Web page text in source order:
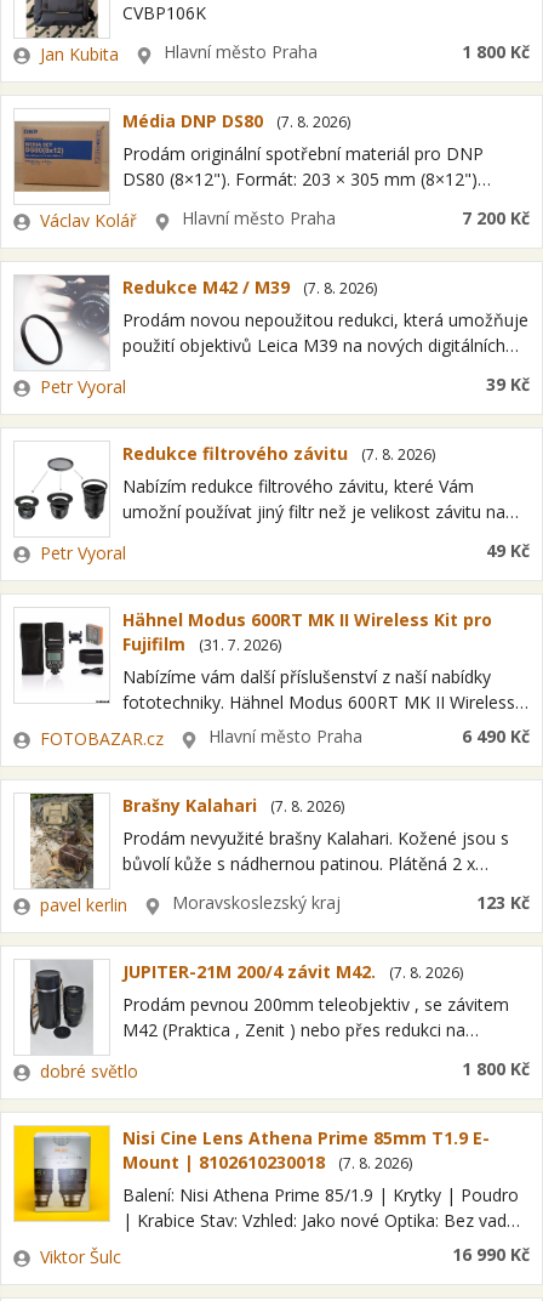
CVBP106K
Zadavatel
Jan Kubita LokalitaHlavní město Praha 1 800 Kč
Média DNP DS80 (7. 8. 2026)
Prodám originální spotřební materiál pro DNP
DS80 (8×12"). Formát: 203 × 305 mm (8×12")
Stav: nové, originálně zabalené Osobní…
Zadavatel
Václav Kolář LokalitaHlavní město Praha 7 200 Kč
Redukce M42 / M39 (7. 8. 2026)
Prodám novou nepoužitou redukci, která umožňuje
použití objektivů Leica M39 na nových digitálních
redukce také nabízím) Canon /M42 Nikon/M42
Olympus/M42 Sony/M42…
Zadavatel
Petr Vyoral 39 Kč
Redukce filtrového závitu (7. 8. 2026)
Nabízím redukce filtrového závitu, které Vám
umožní používat jiný filtr než je velikost závitu na
závitu objektivu, druhé číslo je velikost…
Zadavatel
Petr Vyoral 49 Kč
Hähnel Modus 600RT MK II Wireless Kit pro
Fujifilm
(31. 7. 2026)
Nabízíme vám další příslušenství z naší nabídky
fototechniky. Hähnel Modus 600RT MK II Wireless
Kit pro Fujifilm Jedná se o položku OPEN BOX =
nový kus s plnou…
Zadavatel
FOTOBAZAR.cz LokalitaHlavní město Praha 6 490 Kč
Brašny Kalahari (7. 8. 2026)
Prodám nevyužité brašny Kalahari. Kožené jsou s
bůvolí kůže s nádhernou patinou. Plátěná 2 x
rozměr 20 x 14 x…
Zadavatel
pavel kerlin LokalitaMoravskoslezský kraj 123 Kč
JUPITER-21M 200/4 závit M42. (7. 8. 2026)
Prodám pevnou 200mm teleobjektiv , se závitem
M42 (Praktica , Zenit ) nebo přes redukci na
v naprostém pořádku. clona krásně…
Zadavatel
dobré světlo 1 800 Kč
Nisi Cine Lens Athena Prime 85mm T1.9 E-
Mount | 8102610230018
(7. 8. 2026)
Balení: Nisi Athena Prime 85/1.9 | Krytky | Poudro
| Krabice Stav: Vzhled: Jako nové Optika: Bez vad
Mechanika: Bez vad Bajonet Sony E Formát
Zadavatel
Viktor Šulc 16 990 Kč